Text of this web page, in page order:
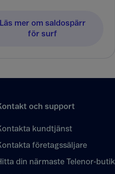
Läs mer om saldospärr
för surf
och support
kundtjänst
företagssäljare
din närmaste Telenor-butik